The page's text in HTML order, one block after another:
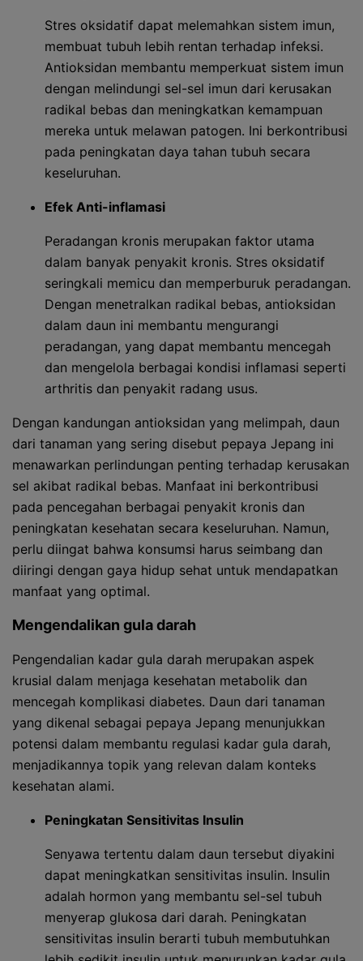
Stres oksidatif dapat melemahkan sistem imun,
membuat tubuh lebih rentan terhadap infeksi.
Antioksidan membantu memperkuat sistem imun
dengan melindungi sel-sel imun dari kerusakan
radikal bebas dan meningkatkan kemampuan
mereka untuk melawan patogen. Ini berkontribusi
pada peningkatan daya tahan tubuh secara
keseluruhan.
Efek Anti-inflamasi
Peradangan kronis merupakan faktor utama
dalam banyak penyakit kronis. Stres oksidatif
seringkali memicu dan memperburuk peradangan.
Dengan menetralkan radikal bebas, antioksidan
dalam daun ini membantu mengurangi
peradangan, yang dapat membantu mencegah
dan mengelola berbagai kondisi inflamasi seperti
arthritis dan penyakit radang usus.
Dengan kandungan antioksidan yang melimpah, daun
dari tanaman yang sering disebut pepaya Jepang ini
menawarkan perlindungan penting terhadap kerusakan
sel akibat radikal bebas. Manfaat ini berkontribusi
pada pencegahan berbagai penyakit kronis dan
peningkatan kesehatan secara keseluruhan. Namun,
perlu diingat bahwa konsumsi harus seimbang dan
diiringi dengan gaya hidup sehat untuk mendapatkan
manfaat yang optimal.
Mengendalikan gula darah
Pengendalian kadar gula darah merupakan aspek
krusial dalam menjaga kesehatan metabolik dan
mencegah komplikasi diabetes. Daun dari tanaman
yang dikenal sebagai pepaya Jepang menunjukkan
potensi dalam membantu regulasi kadar gula darah,
menjadikannya topik yang relevan dalam konteks
kesehatan alami.
Peningkatan Sensitivitas Insulin
Senyawa tertentu dalam daun tersebut diyakini
dapat meningkatkan sensitivitas insulin. Insulin
adalah hormon yang membantu sel-sel tubuh
menyerap glukosa dari darah. Peningkatan
sensitivitas insulin berarti tubuh membutuhkan